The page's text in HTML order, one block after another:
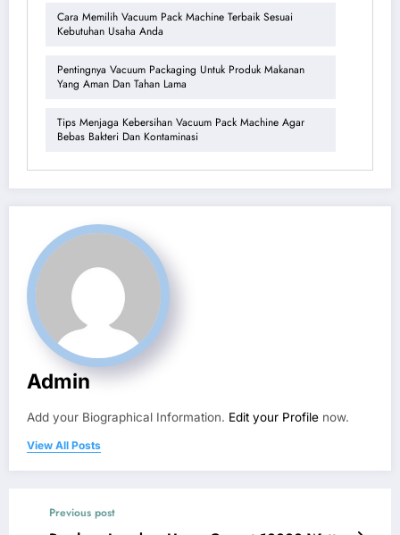
Cara Memilih Vacuum Pack Machine Terbaik Sesuai
Kebutuhan Usaha Anda
Pentingnya Vacuum Packaging Untuk Produk Makanan
Yang Aman Dan Tahan Lama
Tips Menjaga Kebersihan Vacuum Pack Machine Agar
Bebas Bakteri Dan Kontaminasi
Admin
Add your Biographical Information. Edit your Profile now.
View All Posts
Previous post